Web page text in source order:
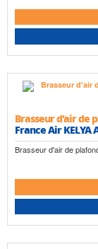
Brasseur d'air de
France Air KELYA
Brasseur d'air de